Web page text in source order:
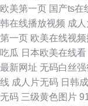
欧美第一页 国产ts在
韩在线播放视频 成
第一页 欧美在线视频
吃瓜 日本欧美在线看
最新网址 无码白丝
线 成人片无码 日韩
无码 三级黄色图片